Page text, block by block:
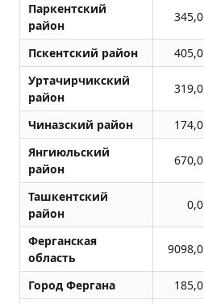
Паркентский
район
345,0
Пскентский район 405,0
Уртачирчикский
район
319,0
Чиназский район 174,0
Янгиюльский
район
670,0
Ташкентский
район
0,0
Ферганская
область
9098,0
Город Фергана 185,0